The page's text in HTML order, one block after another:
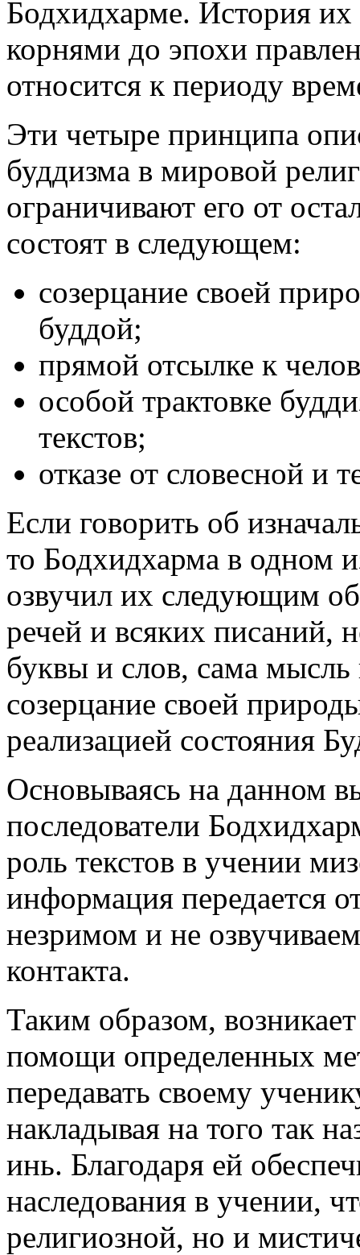
Бодхидхарме. История
корнями до эпохи
относится к периоду
Эти четыре принципа
буддизма в мировой
ограничивают его от
состоят в следующем:
созерцание своей
буддой;
прямой отсылке к
особой трактовке
текстов;
отказе от словесной и
Если говорить об
то Бодхидхарма в одном
озвучил их следующим
речей и всяких писаний,
буквы и слов, сама мысль
созерцание своей
реализацией состояния
Основываясь на данном
последователи
роль текстов в учении
информация передается
незримом и не
контакта.
Таким образом,
помощи определенных
передавать своему
накладывая на того так
инь. Благодаря ей
наследования в учении,
религиозной, но и